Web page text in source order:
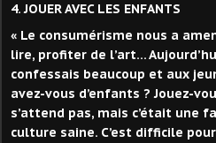
4. JOUER AVEC LES ENFANTS
« Le consumérisme nous a
lire, profiter de l’art…
confessais beaucoup et aux
avez-vous d’enfants ? Jouez-
s’attend pas, mais c’était une
culture saine. C’est difficile